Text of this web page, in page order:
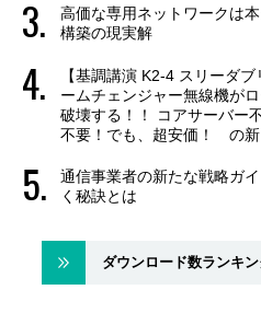
高価な専用ネットワークは
構築の現実解
【基調講演 K2-4 スリーダ
ームチェンジャー無線機が
破壊する！！ コアサーバー
不要！でも、超安価！ の
通信事業者の新たな戦略ガ
く秘訣とは
ダウンロード数ランキ